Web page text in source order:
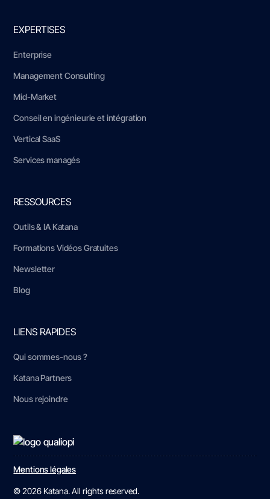
EXPERTISES
Enterprise
Management Consulting
Mid-Market
Conseil en ingénieurie et intégration
Vertical SaaS
Services managés
RESSOURCES
Outils & IA Katana
Formations Vidéos Gratuites
Newsletter
Blog
LIENS RAPIDES
Qui sommes-nous ?
Katana Partners
Nous rejoindre
© 2026 Katana. All rights reserved.
Mentions légales